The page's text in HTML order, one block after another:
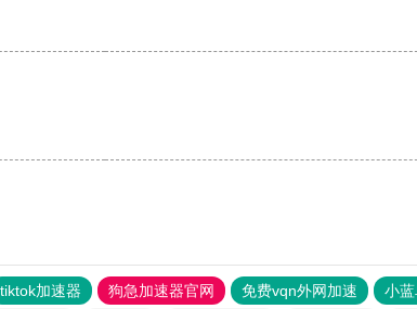
tiktok加速器 狗急加速器官网 免费vqn外网加速 小